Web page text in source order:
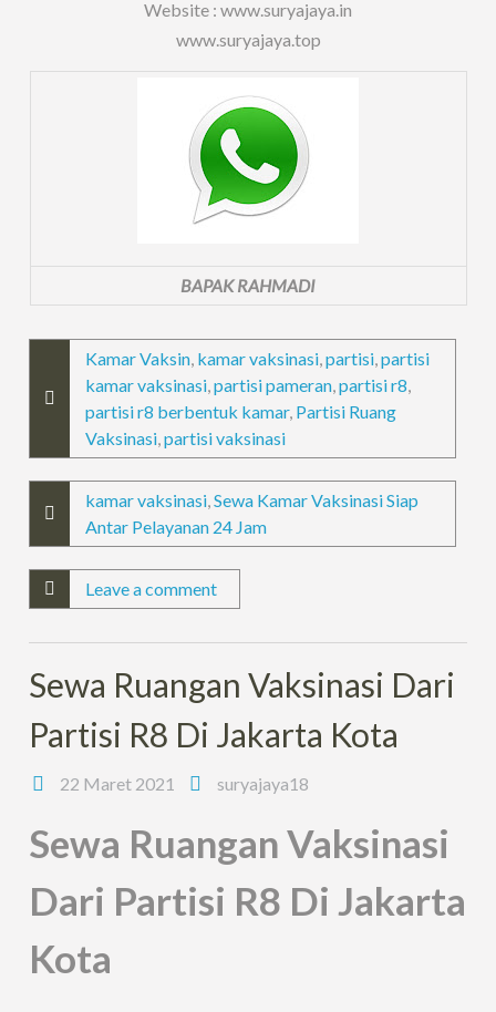
Website : www.suryajaya.in
www.suryajaya.top
BAPAK RAHMADI
Kamar Vaksin, kamar vaksinasi,partisi,partisi
kamar vaksinasi,partisi pameran,partisi r8,
partisi r8 berbentuk kamar, Partisi Ruang
Vaksinasi,partisi vaksinasi
kamar vaksinasi,Sewa Kamar Vaksinasi Siap
Antar Pelayanan 24 Jam
Leave a comment
Sewa Ruangan Vaksinasi Dari
Partisi R8 Di Jakarta Kota
22 Maret 2021 suryajaya18
Sewa Ruangan Vaksinasi
Dari Partisi R8 Di Jakarta
Kota